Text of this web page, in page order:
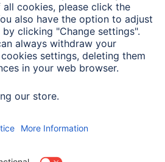
Konsola do gier